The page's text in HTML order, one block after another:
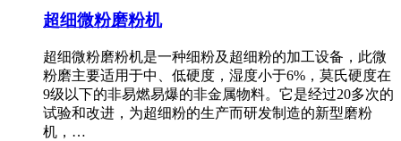
超细微粉磨粉机
超细微粉磨粉机是一种细粉及超细粉的加工设备，此微
粉磨主要适用于中、低硬度，湿度小于6%，莫氏硬度在
9级以下的非易燃易爆的非金属物料。它是经过20多次的
试验和改进，为超细粉的生产而研发制造的新型磨粉
机，…